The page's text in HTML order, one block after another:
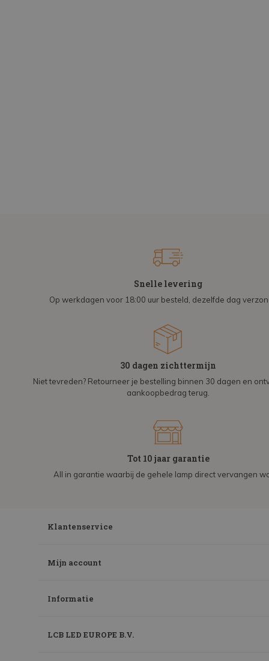
Snelle levering
Op werkdagen voor 18:00 uur besteld, dezelfde dag
30 dagen zichttermijn
Niet tevreden? Retourneer je bestelling binnen 30 dagen en
aankoopbedrag terug.
Tot 10 jaar garantie
All in garantie waarbij de gehele lamp direct vervangen
Klantenservice
Mijn account
Informatie
LCB LED EUROPE B.V.